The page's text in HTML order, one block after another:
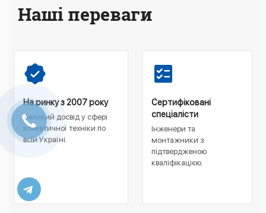
Наші переваги
На ринку з 2007 року
Великий досвід у сфері
кліматичної техніки по
всій Україні.
Сертифіковані
спеціалісти
Інженери та
монтажники з
підтвердженою
кваліфікацією.